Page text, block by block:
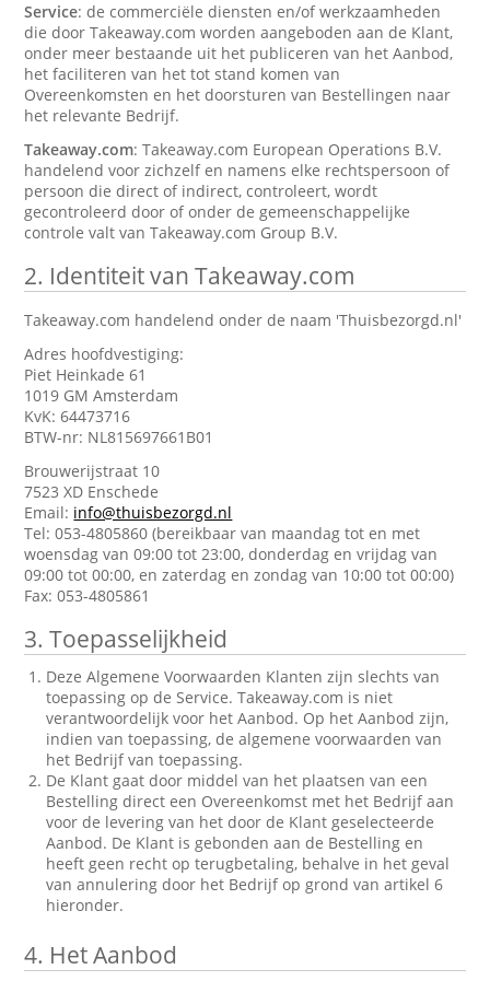
Service: de commerciële diensten en/of werkzaamheden
die door Takeaway.com worden aangeboden aan de Klant,
onder meer bestaande uit het publiceren van het Aanbod,
het faciliteren van het tot stand komen van
Overeenkomsten en het doorsturen van Bestellingen naar
het relevante Bedrijf.
Takeaway.com: Takeaway.com European Operations B.V.
handelend voor zichzelf en namens elke rechtspersoon of
persoon die direct of indirect, controleert, wordt
gecontroleerd door of onder de gemeenschappelijke
controle valt van Takeaway.com Group B.V.
2. Identiteit van Takeaway.com
Takeaway.com handelend onder de naam 'Thuisbezorgd.nl'
Adres hoofdvestiging:
Piet Heinkade 61
1019 GM Amsterdam
KvK: 64473716
BTW-nr: NL815697661B01
Brouwerijstraat 10
7523 XD Enschede
Email: info@thuisbezorgd.nl
Tel: 053-4805860 (bereikbaar van maandag tot en met
woensdag van 09:00 tot 23:00, donderdag en vrijdag van
09:00 tot 00:00, en zaterdag en zondag van 10:00 tot 00:00)
Fax: 053-4805861
3. Toepasselijkheid
Deze Algemene Voorwaarden Klanten zijn slechts van
toepassing op de Service. Takeaway.com is niet
verantwoordelijk voor het Aanbod. Op het Aanbod zijn,
indien van toepassing, de algemene voorwaarden van
het Bedrijf van toepassing.
De Klant gaat door middel van het plaatsen van een
Bestelling direct een Overeenkomst met het Bedrijf aan
voor de levering van het door de Klant geselecteerde
Aanbod. De Klant is gebonden aan de Bestelling en
heeft geen recht op terugbetaling, behalve in het geval
van annulering door het Bedrijf op grond van artikel 6
hieronder.
4. Het Aanbod